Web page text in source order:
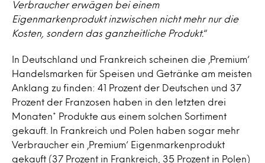
Verbraucher erwägen bei einem
Eigenmarkenprodukt inzwischen nicht mehr nur die
Kosten, sondern das ganzheitliche Produkt.“
In Deutschland und Frankreich scheinen die ‚Premium‘
Handelsmarken für Speisen und Getränke am meisten
Anklang zu finden: 41 Prozent der Deutschen und 37
Prozent der Franzosen haben in den letzten drei
Monaten* Produkte aus einem solchen Sortiment
gekauft. In Frankreich und Polen haben sogar mehr
Verbraucher ein ‚Premium‘ Eigenmarkenprodukt
gekauft (37 Prozent in Frankreich, 35 Prozent in Polen)